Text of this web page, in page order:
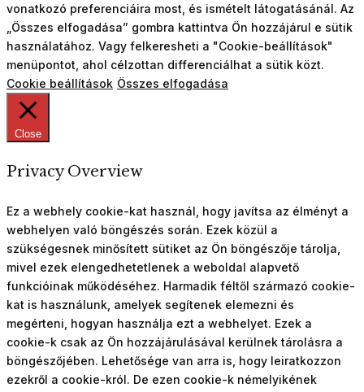
vonatkozó preferenciáira most, és ismételt látogatásánál. Az
„Összes elfogadása” gombra kattintva Ön hozzájárul e sütik
használatához. Vagy felkeresheti a "Cookie-beállítások"
menüpontot, ahol célzottan differenciálhat a sütik közt.
Cookie beállítások Összes elfogadása
Close
Privacy Overview
Ez a webhely cookie-kat használ, hogy javítsa az élményt a
webhelyen való böngészés során. Ezek közül a
szükségesnek minősített sütiket az Ön böngészője tárolja,
mivel ezek elengedhetetlenek a weboldal alapvető
funkcióinak működéséhez. Harmadik féltől származó cookie-
kat is használunk, amelyek segítenek elemezni és
megérteni, hogyan használja ezt a webhelyet. Ezek a
cookie-k csak az Ön hozzájárulásával kerülnek tárolásra a
böngészőjében. Lehetősége van arra is, hogy leiratkozzon
ezekről a cookie-król. De ezen cookie-k némelyikének